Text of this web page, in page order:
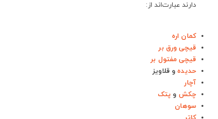
دارند عبارت‌اند از:
کمان اره
قیچی ورق بر
قیچی مفتول بر
حدیده و قلاویز
آچار
چکش و پتک
سوهان